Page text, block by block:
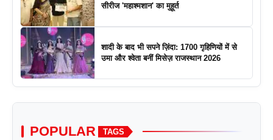
सीरीज 'महाश्मशान' का मुहूर्त
शादी के बाद भी सपने ज़िंदा: 1700 गृहिणियों में से
उमा और श्वेता बनीं मिसेज़ राजस्थान 2026
POPULAR TAGS